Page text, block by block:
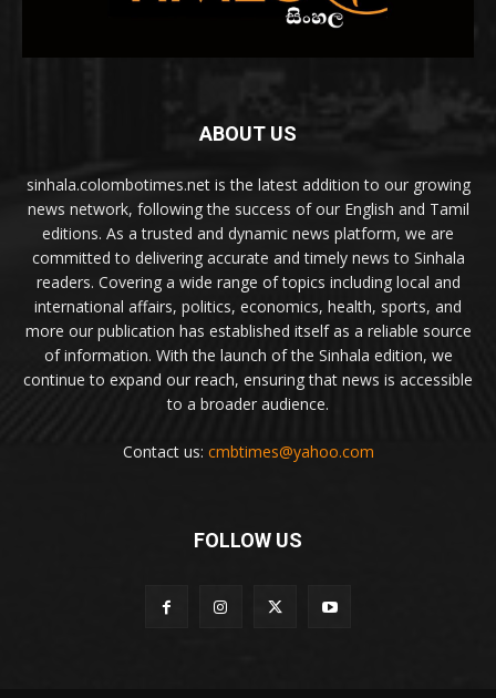
ABOUT US
sinhala.colombotimes.net is the latest addition to our growing
news network, following the success of our English and Tamil
editions. As a trusted and dynamic news platform, we are
committed to delivering accurate and timely news to Sinhala
readers. Covering a wide range of topics including local and
international affairs, politics, economics, health, sports, and
more our publication has established itself as a reliable source
of information. With the launch of the Sinhala edition, we
continue to expand our reach, ensuring that news is accessible
to a broader audience.
Contact us: cmbtimes@yahoo.com
FOLLOW US